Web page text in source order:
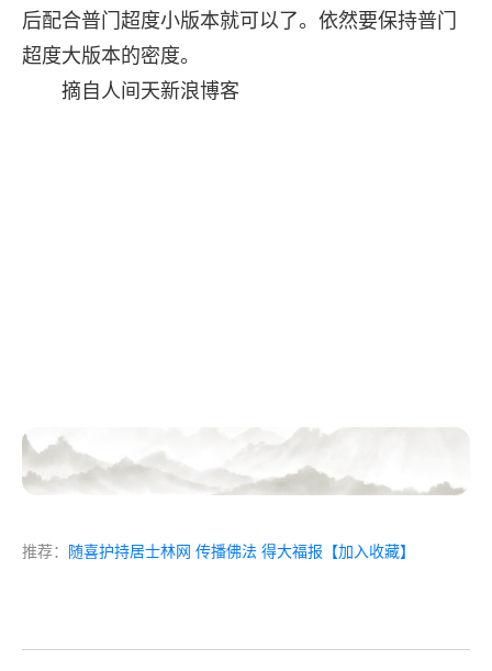
后配合普门超度小版本就可以了。依然要保持普门
超度大版本的密度。
摘自人间天新浪博客
推荐： 随喜护持居士林网 传播佛法 得大福报 【加入收藏】